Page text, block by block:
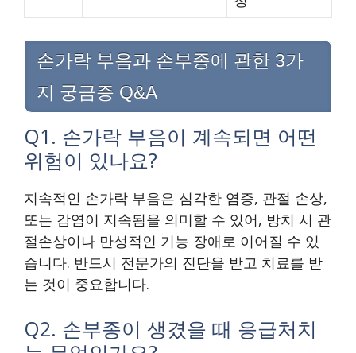
손가락 부음과 손부종에 관한 3가
지 궁금증 Q&A
Q1. 손가락 부음이 계속되면 어떤
위험이 있나요?
지속적인 손가락 부음은 심각한 염증, 관절 손상,
또는 감염이 지속됨을 의미할 수 있어, 방치 시 관
절손상이나 만성적인 기능 장애로 이어질 수 있
습니다. 반드시 전문가의 진단을 받고 치료를 받
는 것이 중요합니다.
Q2. 손부종이 생겼을 때 응급처치